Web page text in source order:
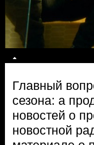
Главный
сезона: а
новостей о
новостной